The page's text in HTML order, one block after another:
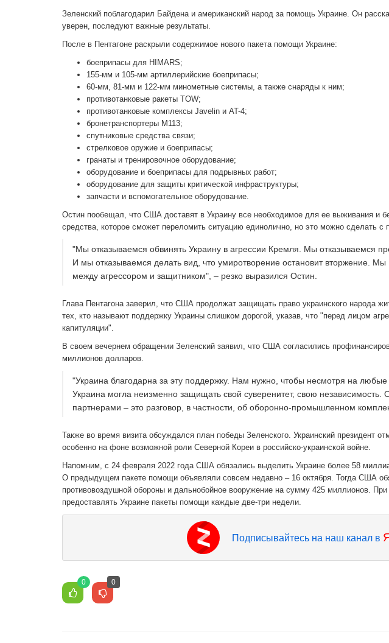
Зеленский поблагодарил Байдена и американский народ за помощь Украине. Он
уверен, последуют важные результаты.
После в Пентагоне раскрыли содержимое нового пакета помощи Украине:
боеприпасы для HIMARS;
155-мм и 105-мм артиллерийские боеприпасы;
60-мм, 81-мм и 122-мм минометные системы, а также снаряды к ним;
противотанковые ракеты TOW;
противотанковые комплексы Javelin и AT-4;
бронетранспортеры М113;
спутниковые средства связи;
стрелковое оружие и боеприпасы;
гранаты и тренировочное оборудование;
оборудование и боеприпасы для подрывных работ;
оборудование для защиты критической инфраструктуры;
запчасти и вспомогательное оборудование.
Остин пообещал, что США доставят в Украину все необходимое для ее выживания и
средства, которое сможет переломить ситуацию единолично, но это можно сделать
"Мы отказываемся обвинять Украину в агрессии Кремля. Мы отказываемся
И мы отказываемся делать вид, что умиротворение остановит вторжение.
между агрессором и защитником", – резко выразился Остин.
Глава Пентагона заверил, что США продолжат защищать право украинского народа
тех, кто называют поддержку Украины слишком дорогой, указав, что "перед лицом
капитуляции".
В своем вечернем обращении Зеленский заявил, что США согласились
миллионов долларов.
"Украина благодарна за эту поддержку. Нам нужно, чтобы несмотря на любые
Украина могла неизменно защищать свой суверенитет, свою независимость.
партнерами – это разговор, в частности, об оборонно-промышленном
Также во время визита обсуждался план победы Зеленского. Украинский президент
особенно на фоне возможной роли Северной Кореи в российско-украинской войне.
Напомним, с 24 февраля 2022 года США обязались выделить Украине более 58
О предыдущем пакете помощи объявляли совсем недавно – 16 октября. Тогда США
противовоздушной обороны и дальнобойное вооружение на сумму 425 миллионов.
предоставлять Украине пакеты помощи каждые две-три недели.
Подписывайтесь на наш канал в
0 0